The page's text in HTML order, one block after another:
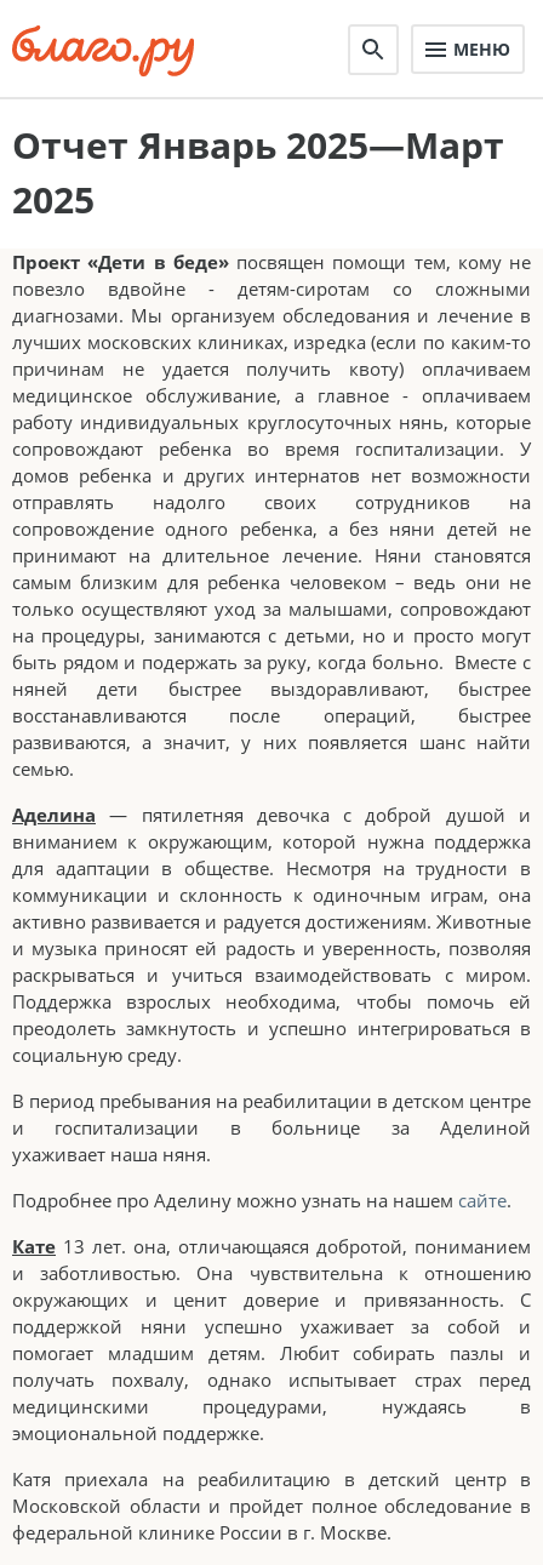
МЕНЮ
Отчет Январь 2025—Март
2025
Проект «Дети в беде»посвящен помощи тем, кому не
повезло вдвойне - детям-сиротам со сложными
диагнозами. Мы организуем обследования и лечение в
лучших московских клиниках, изредка (если по каким-то
причинам не удается получить квоту) оплачиваем
медицинское обслуживание, а главное - оплачиваем
работу индивидуальных круглосуточных нянь, которые
сопровождают ребенка во время госпитализации. У
домов ребенка и других интернатов нет возможности
отправлять надолго своих сотрудников на
сопровождение одного ребенка, а без няни детей не
принимают на длительное лечение. Няни становятся
самым близким для ребенка человеком – ведь они не
только осуществляют уход за малышами, сопровождают
на процедуры, занимаются с детьми, но и просто могут
быть рядом и подержать за руку, когда больно. Вместе с
няней дети быстрее выздоравливают, быстрее
восстанавливаются после операций, быстрее
развиваются, а значит, у них появляется шанс найти
семью.
Аделина — пятилетняя девочка с доброй душой и
вниманием к окружающим, которой нужна поддержка
для адаптации в обществе. Несмотря на трудности в
коммуникации и склонность к одиночным играм, она
активно развивается и радуется достижениям. Животные
и музыка приносят ей радость и уверенность, позволяя
раскрываться и учиться взаимодействовать с миром.
Поддержка взрослых необходима, чтобы помочь ей
преодолеть замкнутость и успешно интегрироваться в
социальную среду.
В период пребывания на реабилитации в детском центре
и госпитализации в больнице за Аделиной
ухаживает наша няня.
Подробнее про Аделину можно узнать на нашем сайте.
Кате 13 лет. она, отличающаяся добротой, пониманием
и заботливостью. Она чувствительна к отношению
окружающих и ценит доверие и привязанность. С
поддержкой няни успешно ухаживает за собой и
помогает младшим детям. Любит собирать пазлы и
получать похвалу, однако испытывает страх перед
медицинскими процедурами, нуждаясь в
эмоциональной поддержке.
Катя приехала на реабилитацию в детский центр в
Московской области и пройдет полное обследование в
федеральной клинике России в г. Москве.